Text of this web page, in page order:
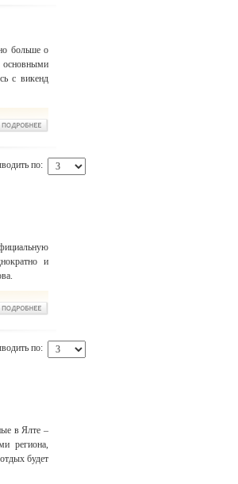
больше о
с викенд
по:
и
по:
в Ялте –
региона,
будет